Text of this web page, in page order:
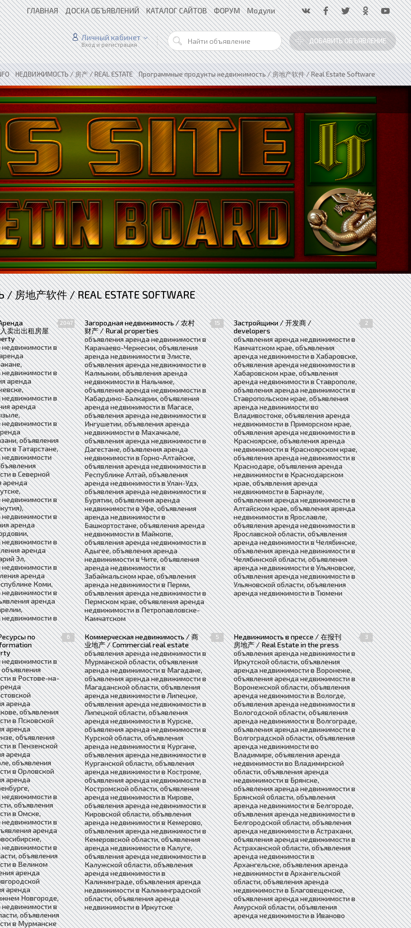
ГЛАВНАЯ ДОСКА ОБЪЯВЛЕНИЙ КАТАЛОГ САЙТОВ ФОРУМ Модули
ДОБАВИТЬ ОБЪЯВЛЕНИЕ
Личный кабинет
Вход и регистрация
»НЕДВИЖИМОСТЬ / 房产 / REAL ESTATE»Программные продукты недвижимость / 房地产软件 / Real Estate Software
产软件 / REAL ESTATE SOFTWARE
卖出出租房屋
2047
недвижимости в
недвижимости в
аренда
недвижимости в
аренда
недвижимости в
объявления
в Татарстане,
недвижимости
в Северной
аренда
недвижимости в
недвижимости в
аренда
недвижимости в
аренда
Эл,
недвижимости в
аренда
Коми,
недвижимости в
аренда
недвижимости в
Загородная недвижимость / 农村
财产 / Rural properties
15
объявления аренда недвижимости в
Карачаево-Черкесии, объявления
аренда недвижимости в Элисте,
объявления аренда недвижимости в
Калмыкии, объявления аренда
недвижимости в Нальчике,
объявления аренда недвижимости в
Кабардино-Балкарии, объявления
аренда недвижимости в Магасе,
объявления аренда недвижимости в
Ингушетии, объявления аренда
недвижимости в Махачкале,
объявления аренда недвижимости в
Дагестане, объявления аренда
недвижимости в Горно-Алтайске,
объявления аренда недвижимости в
Республике Алтай, объявления
аренда недвижимости в Улан-Удэ,
объявления аренда недвижимости в
Бурятии, объявления аренда
недвижимости в Уфе, объявления
аренда недвижимости в
Башкортостане, объявления аренда
недвижимости в Майкопе,
объявления аренда недвижимости в
Адыгее, объявления аренда
недвижимости в Чите, объявления
аренда недвижимости в
Забайкальском крае, объявления
аренда недвижимости в Перми,
объявления аренда недвижимости в
Пермском крае, объявления аренда
недвижимости в Петропавловске-
Камчатском
Застройщики / 开发商 /
developers
2
объявления аренда недвижимости в
Камчатском крае, объявления
аренда недвижимости в Хабаровске,
объявления аренда недвижимости в
Хабаровском крае, объявления
аренда недвижимости в Ставрополе,
объявления аренда недвижимости в
Ставропольском крае, объявления
аренда недвижимости во
Владивостоке, объявления аренда
недвижимости в Приморском крае,
объявления аренда недвижимости в
Красноярске, объявления аренда
недвижимости в Красноярском крае,
объявления аренда недвижимости в
Краснодаре, объявления аренда
недвижимости в Краснодарском
крае, объявления аренда
недвижимости в Барнауле,
объявления аренда недвижимости в
Алтайском крае, объявления аренда
недвижимости в Ярославле,
объявления аренда недвижимости в
Ярославской области, объявления
аренда недвижимости в Челябинске,
объявления аренда недвижимости в
Челябинской области, объявления
аренда недвижимости в Ульяновске,
объявления аренда недвижимости в
Ульяновской области, объявления
аренда недвижимости в Тюмени
по
6
недвижимости в
объявления
в Ростове-на-
аренда
объявления
в Псковской
аренда
объявления
в Пензенской
аренда
объявления
в Орловской
аренда
недвижимости в
объявления
в Омске,
недвижимости в
аренда
недвижимости в
объявления
в Великом
аренда
аренда
Новгороде,
недвижимости в
объявления
в Мурманске
Коммерческая недвижимость / 商
业地产 / Commercial real estate
5
объявления аренда недвижимости в
Мурманской области, объявления
аренда недвижимости в Магадане,
объявления аренда недвижимости в
Магаданской области, объявления
аренда недвижимости в Липецке,
объявления аренда недвижимости в
Липецкой области, объявления
аренда недвижимости в Курске,
объявления аренда недвижимости в
Курской области, объявления
аренда недвижимости в Кургане,
объявления аренда недвижимости в
Курганской области, объявления
аренда недвижимости в Костроме,
объявления аренда недвижимости в
Костромской области, объявления
аренда недвижимости в Кирове,
объявления аренда недвижимости в
Кировской области, объявления
аренда недвижимости в Кемерово,
объявления аренда недвижимости в
Кемеровской области, объявления
аренда недвижимости в Калуге,
объявления аренда недвижимости в
Калужской области, объявления
аренда недвижимости в
Калининграде, объявления аренда
недвижимости в Калининградской
области, объявления аренда
недвижимости в Иркутске
Недвижимость в прессе / 在报刊
房地产 / Real Estate in the press
3
объявления аренда недвижимости в
Иркутской области, объявления
аренда недвижимости в Воронеже,
объявления аренда недвижимости в
Воронежской области, объявления
аренда недвижимости в Вологде,
объявления аренда недвижимости в
Вологодской области, объявления
аренда недвижимости в Волгограде,
объявления аренда недвижимости в
Волгоградской области, объявления
аренда недвижимости во
Владимире, объявления аренда
недвижимости во Владимирской
области, объявления аренда
недвижимости в Брянске,
объявления аренда недвижимости в
Брянской области, объявления
аренда недвижимости в Белгороде,
объявления аренда недвижимости в
Белгородской области, объявления
аренда недвижимости в Астрахани,
объявления аренда недвижимости в
Астраханской области, объявления
аренда недвижимости в
Архангельске, объявления аренда
недвижимости в Архангельской
области, объявления аренда
недвижимости в Благовещенске,
объявления аренда недвижимости в
Амурской области, объявления
аренда недвижимости в Иваново